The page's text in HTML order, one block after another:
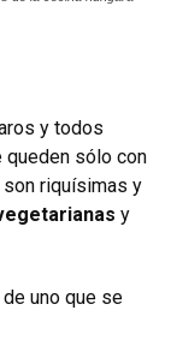
y todos
queden sólo con
son riquísimas y
y
uno que se